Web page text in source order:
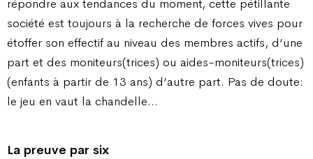
répondre aux tendances du moment, cette pétillante
société est toujours à la recherche de forces vives pour
étoffer son effectif au niveau des membres actifs, d’une
part et des moniteurs(trices) ou aides-moniteurs(trices)
(enfants à partir de 13 ans) d’autre part. Pas de doute:
le jeu en vaut la chandelle…
La preuve par six